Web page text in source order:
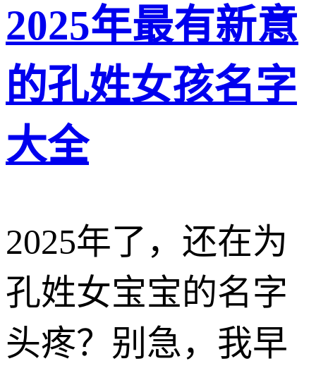
2025年最有新意
的孔姓女孩名字
大全
2025年了，还在为
孔姓女宝宝的名字
头疼？别急，我早